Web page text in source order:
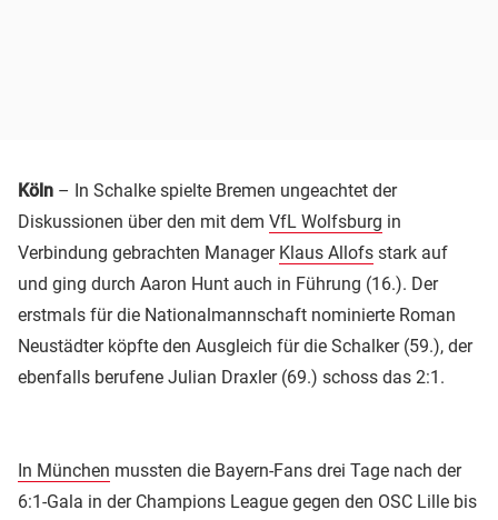
Köln – In Schalke spielte Bremen ungeachtet der
Diskussionen über den mit dem VfL Wolfsburg in
Verbindung gebrachten Manager Klaus Allofs stark auf
und ging durch Aaron Hunt auch in Führung (16.). Der
erstmals für die Nationalmannschaft nominierte Roman
Neustädter köpfte den Ausgleich für die Schalker (59.), der
ebenfalls berufene Julian Draxler (69.) schoss das 2:1.
In München mussten die Bayern-Fans drei Tage nach der
6:1-Gala in der Champions League gegen den OSC Lille bis